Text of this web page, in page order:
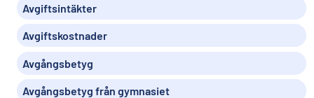
Avgiftsintäkter
Avgiftskostnader
Avgångsbetyg
Avgångsbetyg från gymnasiet